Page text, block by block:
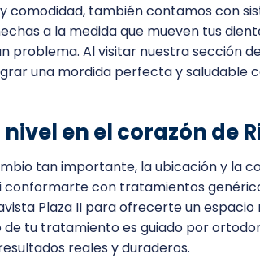
comodidad, también contamos con
a la medida que mueven tus
problema. Al visitar nuestra sección
una mordida perfecta y saludable
en el corazón de
tan importante, la ubicación y la
conformarte con tratamientos
Plaza II para ofrecerte un
de tu tratamiento es guiado por
reales y duraderos.